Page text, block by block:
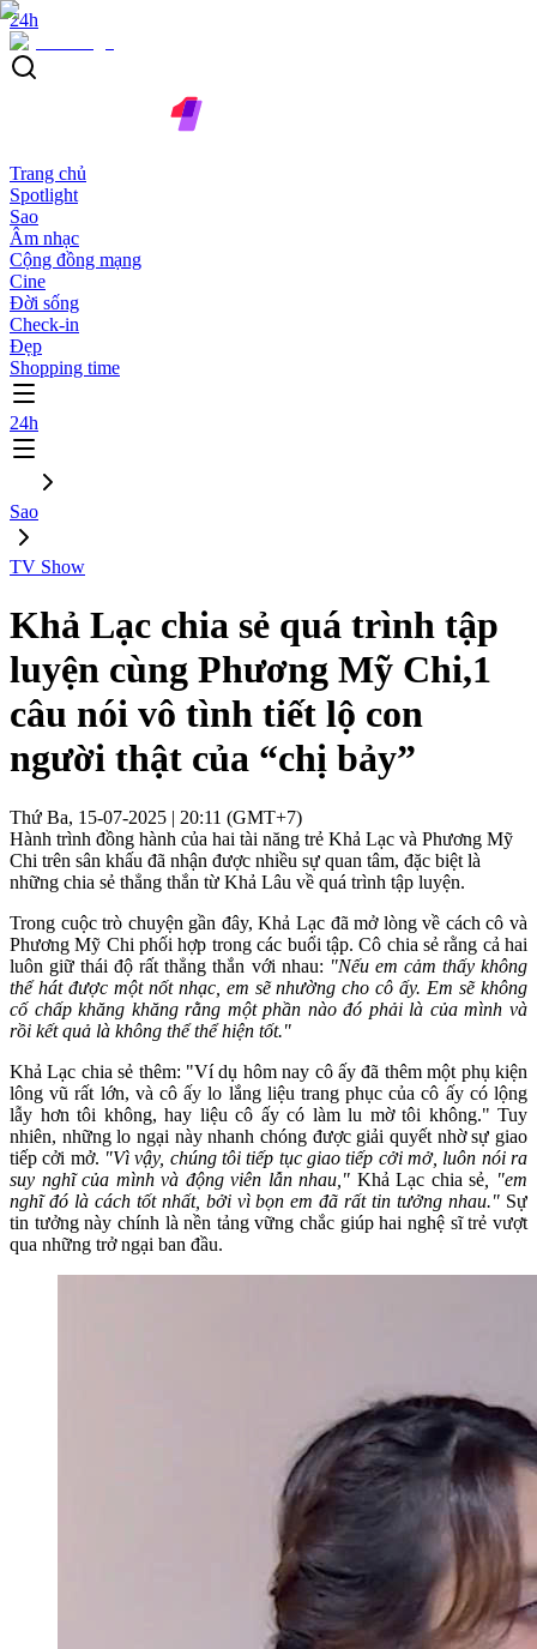
24h
Trang chủ
Spotlight
Sao
Âm nhạc
Cộng đồng mạng
Cine
Đời sống
Check-in
Đẹp
Shopping time
24h
Sao
TV Show
Khả Lạc chia sẻ quá trình tập
luyện cùng Phương Mỹ Chi,1
câu nói vô tình tiết lộ con
người thật của “chị bảy”
Thứ Ba, 15-07-2025 | 20:11 (GMT+7)
Hành trình đồng hành của hai tài năng trẻ Khả Lạc và Phương Mỹ
Chi trên sân khấu đã nhận được nhiều sự quan tâm, đặc biệt là
những chia sẻ thẳng thắn từ Khả Lâu về quá trình tập luyện.
Trong cuộc trò chuyện gần đây, Khả Lạc đã mở lòng về cách cô và
Phương Mỹ Chi phối hợp trong các buổi tập. Cô chia sẻ rằng cả hai
luôn giữ thái độ rất thẳng thắn với nhau: "Nếu em cảm thấy không
thể hát được một nốt nhạc, em sẽ nhường cho cô ấy. Em sẽ không
cố chấp khăng khăng rằng một phần nào đó phải là của mình và
rồi kết quả là không thể thể hiện tốt."
Khả Lạc chia sẻ thêm: "Ví dụ hôm nay cô ấy đã thêm một phụ kiện
lông vũ rất lớn, và cô ấy lo lắng liệu trang phục của cô ấy có lộng
lẫy hơn tôi không, hay liệu cô ấy có làm lu mờ tôi không." Tuy
nhiên, những lo ngại này nhanh chóng được giải quyết nhờ sự giao
tiếp cởi mở. "Vì vậy, chúng tôi tiếp tục giao tiếp cởi mở, luôn nói ra
suy nghĩ của mình và động viên lẫn nhau," Khả Lạc chia sẻ , "em
nghĩ đó là cách tốt nhất, bởi vì bọn em đã rất tin tưởng nhau." Sự
tin tưởng này chính là nền tảng vững chắc giúp hai nghệ sĩ trẻ vượt
qua những trở ngại ban đầu.